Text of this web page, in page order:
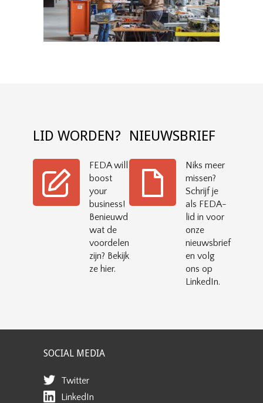
LID WORDEN?
FEDA will
boost
your
business!
Benieuwd
wat de
voordelen
zijn? Bekijk
ze hier.
NIEUWSBRIEF
Niks meer
missen?
Schrijf je
als FEDA-
lid in voor
onze
nieuwsbrief
en volg
ons op
LinkedIn.
SOCIAL MEDIA
Twitter
LinkedIn